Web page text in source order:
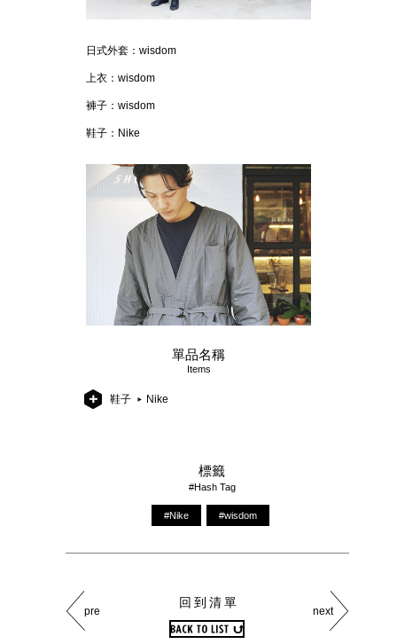
日式外套：wisdom
上衣：wisdom
褲子：wisdom
鞋子：Nike
單品名稱
Items
鞋子 Nike
標籤
#Hash Tag
#Nike #wisdom
pre next
回到清單